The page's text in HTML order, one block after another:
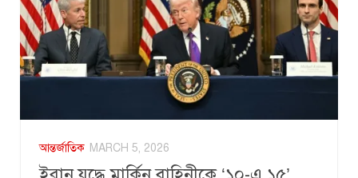
আন্তর্জাতিক MARCH 5, 2026